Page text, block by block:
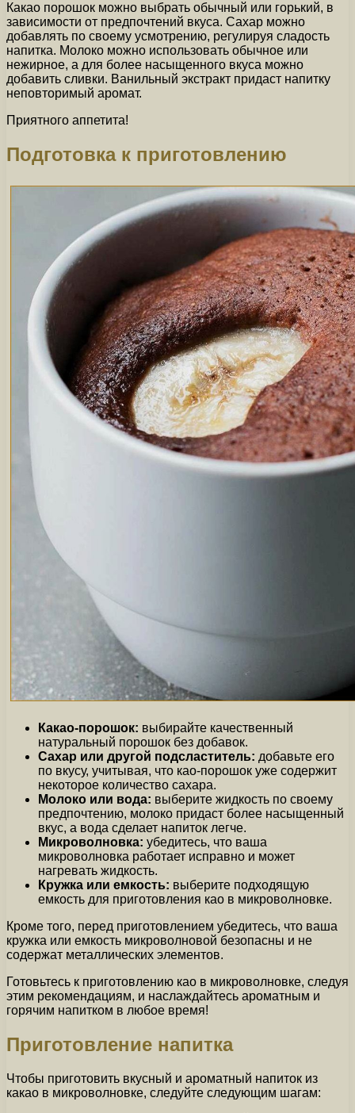
Какао порошок можно выбрать обычный или горький, в
зависимости от предпочтений вкуса. Сахар можно
добавлять по своему усмотрению, регулируя сладость
напитка. Молоко можно использовать обычное или
нежирное, а для более насыщенного вкуса можно
добавить сливки. Ванильный экстракт придаст напитку
неповторимый аромат.
Приятного аппетита!
Подготовка к приготовлению
Какао-порошок: выбирайте качественный
натуральный порошок без добавок.
Сахар или другой подсластитель: добавьте его
по вкусу, учитывая, что као-порошок уже содержит
некоторое количество сахара.
Молоко или вода: выберите жидкость по своему
предпочтению, молоко придаст более насыщенный
вкус, а вода сделает напиток легче.
Микроволновка: убедитесь, что ваша
микроволновка работает исправно и может
нагревать жидкость.
Кружка или емкость: выберите подходящую
емкость для приготовления као в микроволновке.
Кроме того, перед приготовлением убедитесь, что ваша
кружка или емкость микроволновой безопасны и не
содержат металлических элементов.
Готовьтесь к приготовлению као в микроволновке, следуя
этим рекомендациям, и наслаждайтесь ароматным и
горячим напитком в любое время!
Приготовление напитка
Чтобы приготовить вкусный и ароматный напиток из
какао в микроволновке, следуйте следующим шагам: